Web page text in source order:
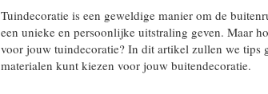
Tuindecoratie is een geweldige manier om de
een unieke en persoonlijke uitstraling geven. Maar
voor jouw tuindecoratie? In dit artikel zullen we tips
materialen kunt kiezen voor jouw buitendecoratie.